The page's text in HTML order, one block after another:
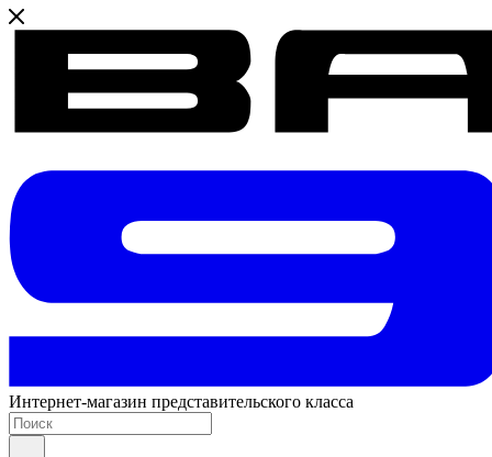
Интернет-магазин представительского класса